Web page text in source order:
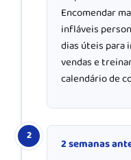
Encomendar
infláveis
dias úteis para
vendas e
calendário de
2
2 semanas